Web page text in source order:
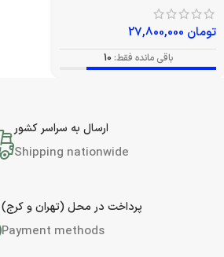
تومان
باقی مانده فقط: 10
ارسال به سراسر کشور
Shipping nationwide
پرداخت در محل (تهران و کرج)
Payment methods